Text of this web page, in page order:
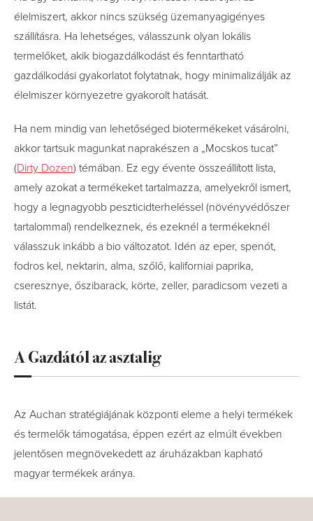
élelmiszert, akkor nincs szükség üzemanyagigényes
szállításra. Ha lehetséges, válasszunk olyan lokális
termelőket, akik biogazdálkodást és fenntartható
gazdálkodási gyakorlatot folytatnak, hogy minimalizálják az
élelmiszer környezetre gyakorolt hatását.
Ha nem mindig van lehetőséged biotermékeket vásárolni,
akkor tartsuk magunkat naprakészen a „Mocskos tucat”
(Dirty Dozen) témában. Ez egy évente összeállított lista,
amely azokat a termékeket tartalmazza, amelyekről ismert,
hogy a legnagyobb peszticidterheléssel (növényvédőszer
tartalommal) rendelkeznek, és ezeknél a termékeknél
válasszuk inkább a bio változatot. Idén az eper, spenót,
fodros kel, nektarin, alma, szőlő, kaliforniai paprika,
cseresznye, őszibarack, körte, zeller, paradicsom vezeti a
listát.
A Gazdától az asztalig
Az Auchan stratégiájának központi eleme a helyi termékek
és termelők támogatása, éppen ezért az elmúlt években
jelentősen megnövekedett az áruházakban kapható
magyar termékek aránya.